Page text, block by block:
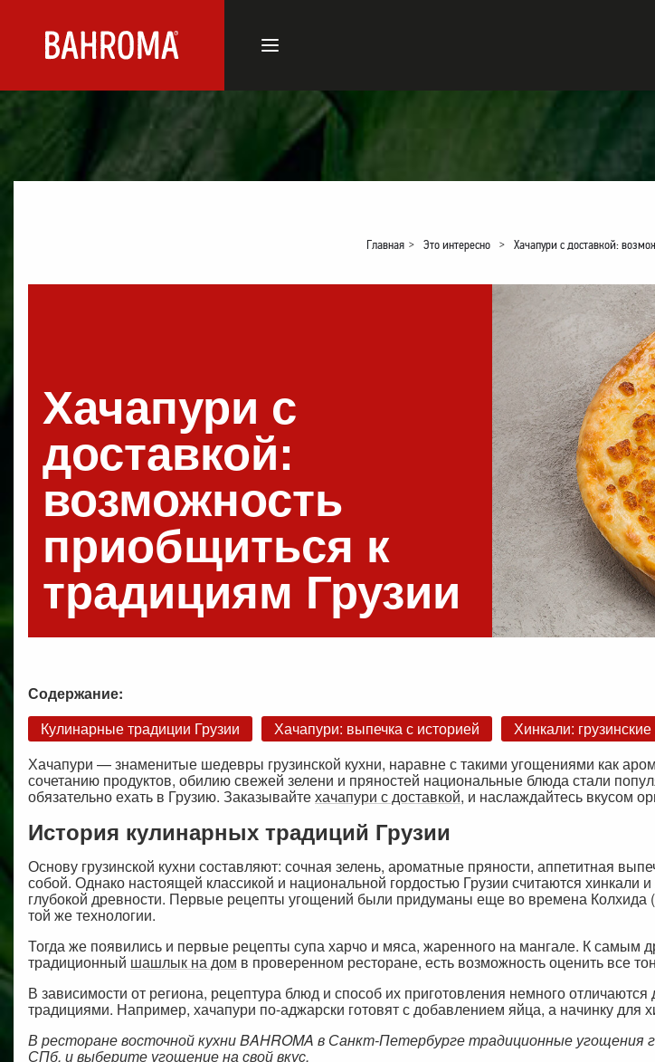
Главная > Это интересно > Хачапури с доставкой:
Хачапури с
доставкой:
возможность
приобщиться к
традициям Грузии
Содержание:
Кулинарные традиции Грузии
Хачапури: выпечка с историей
Хинкали:
Хачапури — знаменитые шедевры грузинской кухни, наравне с такими угощениями как
сочетанию продуктов, обилию свежей зелени и пряностей национальные блюда стали
обязательно ехать в Грузию. Заказывайтехачапури с доставкой, и наслаждайтесь вкусом
История кулинарных традиций Грузии
Основу грузинской кухни составляют: сочная зелень, ароматные пряности, аппетитная
собой. Однако настоящей классикой и национальной гордостью Грузии считаются
глубокой древности. Первые рецепты угощений были придуманы еще во времена Колхида
той же технологии.
Тогда же появились и первые рецепты супа харчо и мяса, жаренного на мангале. К самым
традиционный шашлык на дом в проверенном ресторане, есть возможность оценить все
В зависимости от региона, рецептура блюд и способ их приготовления немного
традициями. Например, хачапури по-аджарски готовят с добавлением яйца, а начинку
В ресторане восточной кухни BAHROMA в Санкт-Петербурге традиционные
СПб, и выберите угощение на свой вкус.